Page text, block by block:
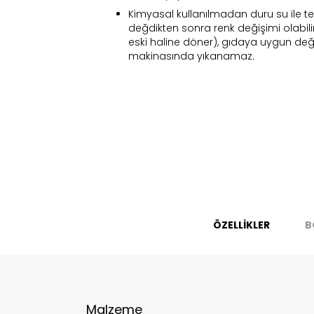
Kimyasal kullanılmadan duru su ile
değdikten sonra renk değişimi
eski haline döner), gıdaya uygun
makinasında yıkanamaz.
ÖZELLİKLER
Malzeme